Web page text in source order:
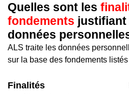
Quelles sont les
fondements justifiant
données
ALS traite les données
sur la base des fondements
Finalités